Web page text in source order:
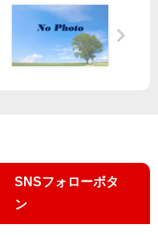
デ
SNSフォローボタ
ン